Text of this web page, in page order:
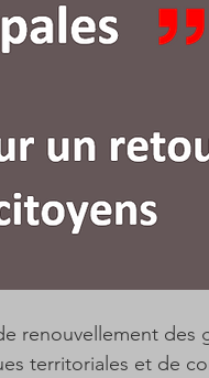
renouvellement des
territoriales et de